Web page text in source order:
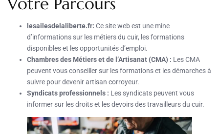
lesailesdelaliberte.fr: Ce site web est une mine
d’informations sur les métiers du cuir, les formations
disponibles et les opportunités d’emploi.
Chambres des Métiers et de l’Artisanat (CMA) : Les CMA
peuvent vous conseiller sur les formations et les démarches à
suivre pour devenir artisan corroyeur.
Syndicats professionnels : Les syndicats peuvent vous
informer sur les droits et les devoirs des travailleurs du cuir.